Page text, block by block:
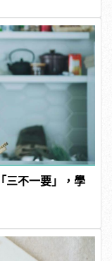
三不一要」，學